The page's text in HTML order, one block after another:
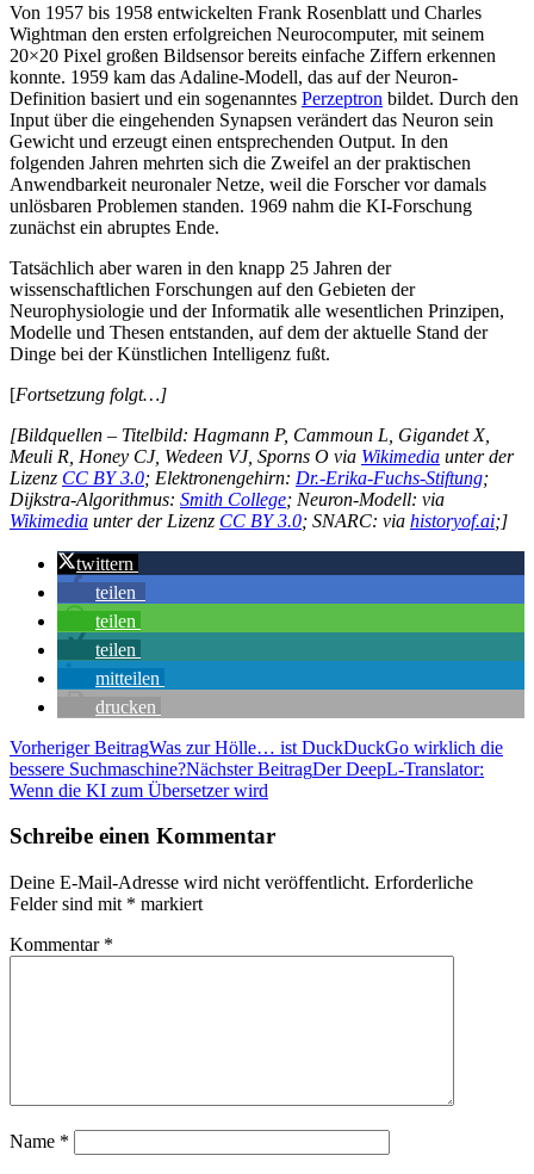
Von 1957 bis 1958 entwickelten Frank Rosenblatt und Charles
Wightman den ersten erfolgreichen Neurocomputer, mit seinem
20×20 Pixel großen Bildsensor bereits einfache Ziffern erkennen
konnte. 1959 kam das Adaline-Modell, das auf der Neuron-
Definition basiert und ein sogenanntes Perzeptron bildet. Durch den
Input über die eingehenden Synapsen verändert das Neuron sein
Gewicht und erzeugt einen entsprechenden Output. In den
folgenden Jahren mehrten sich die Zweifel an der praktischen
Anwendbarkeit neuronaler Netze, weil die Forscher vor damals
unlösbaren Problemen standen. 1969 nahm die KI-Forschung
zunächst ein abruptes Ende.
Tatsächlich aber waren in den knapp 25 Jahren der
wissenschaftlichen Forschungen auf den Gebieten der
Neurophysiologie und der Informatik alle wesentlichen Prinzipen,
Modelle und Thesen entstanden, auf dem der aktuelle Stand der
Dinge bei der Künstlichen Intelligenz fußt.
[Fortsetzung folgt…]
[Bildquellen – Titelbild: Hagmann P, Cammoun L, Gigandet X,
Meuli R, Honey CJ, Wedeen VJ, Sporns O via Wikimedia unter der
Lizenz CC BY 3.0; Elektronengehirn: Dr.-Erika-Fuchs-Stiftung;
Dijkstra-Algorithmus: Smith College; Neuron-Modell: via
Wikimedia unter der Lizenz CC BY 3.0; SNARC: via historyof.ai;]
twittern
teilen
teilen
teilen
mitteilen
drucken
Beitragsnavigation
Vorheriger BeitragWas zur Hölle… ist DuckDuckGo wirklich die
bessere Suchmaschine?Nächster BeitragDer DeepL-Translator:
Wenn die KI zum Übersetzer wird
Schreibe einen Kommentar
Deine E-Mail-Adresse wird nicht veröffentlicht. Erforderliche
Felder sind mit * markiert
Kommentar *
Name *